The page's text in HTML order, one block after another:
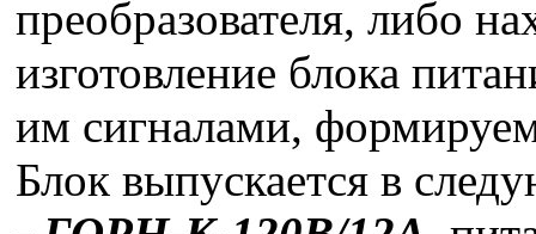
преобразователя, либо
изготовление блока
им сигналами,
Блок выпускается в